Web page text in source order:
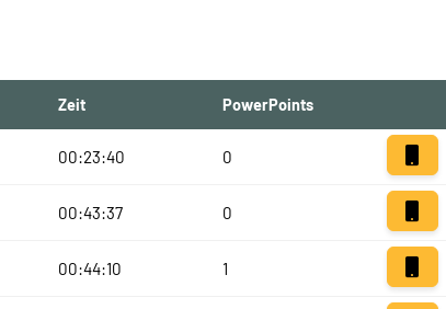
Zeit PowerPoints
00:23:40 0
00:43:37 0
00:44:10 1